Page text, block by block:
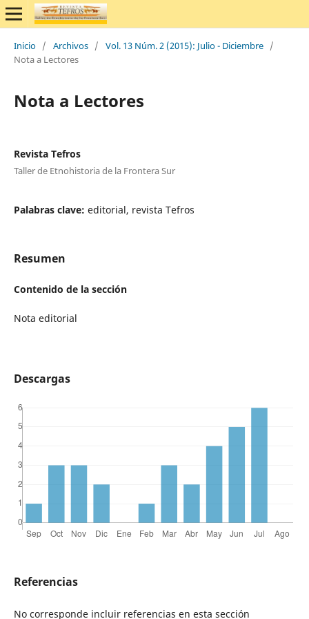
Inicio / Archivos / Vol. 13 Núm. 2 (2015): Julio - Diciembre /
Nota a Lectores
Nota a Lectores
Revista Tefros
Taller de Etnohistoria de la Frontera Sur
Palabras clave: editorial, revista Tefros
Resumen
Contenido de la sección
Nota editorial
Descargas
Referencias
No corresponde incluir referencias en esta sección